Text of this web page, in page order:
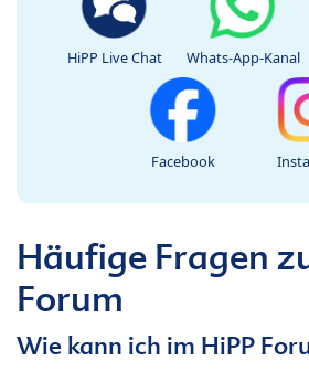
HiPP Live Chat Whats-App-Kanal
Facebook
Häufige Fragen
Forum
Wie kann ich im HiPP